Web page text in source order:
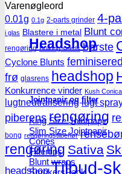
Headshop
Jointpapir og filter
King Size Jointpapir
Slim Size Jointpapir
Cones
Filtertips
Blunt wraps
Varenøgleord
0.01g 0.1g 2-parts grinder 4-
i glas Blastere i metal Blunt
rengøring Bulldog seeds børste
Cyclone Blunts
frø glasrens headshop
Konkurrence vinder Kush Conical
lugtneutralisering lugt
piberens rengøring
bong rengøringstilbehør
rengøring Sativa
headshop Tilbud-